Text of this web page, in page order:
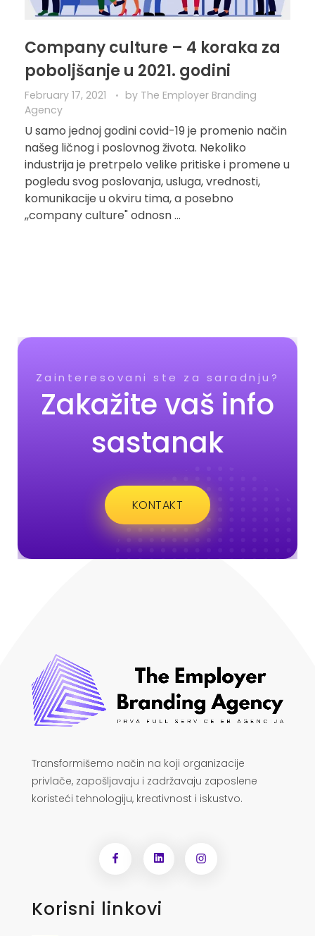
Company culture – 4 koraka za
poboljšanje u 2021. godini
February 17, 2021 by The Employer Branding
Agency
U samo jednoj godini covid-19 je promenio način
našeg ličnog i poslovnog života. Nekoliko
industrija je pretrpelo velike pritiske i promene u
pogledu svog poslovanja, usluga, vrednosti,
komunikacije u okviru tima, a posebno
,,company culture" odnosn ...
Zainteresovani ste za saradnju?
Zakažite vaš info
sastanak
KONTAKT
Transformišemo način na koji organizacije
privlače, zapošljavaju i zadržavaju zaposlene
koristeći tehnologiju, kreativnost i iskustvo.
Korisni linkovi